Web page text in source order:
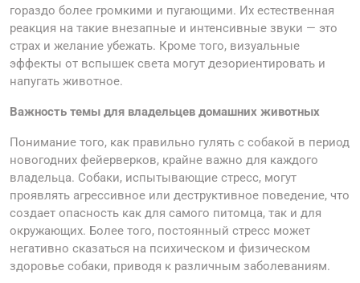
гораздо более громкими и пугающими. Их естественная
реакция на такие внезапные и интенсивные звуки — это
страх и желание убежать. Кроме того, визуальные
эффекты от вспышек света могут дезориентировать и
напугать животное.
Важность темы для владельцев домашних животных
Понимание того, как правильно гулять с собакой в период
новогодних фейерверков, крайне важно для каждого
владельца. Собаки, испытывающие стресс, могут
проявлять агрессивное или деструктивное поведение, что
создает опасность как для самого питомца, так и для
окружающих. Более того, постоянный стресс может
негативно сказаться на психическом и физическом
здоровье собаки, приводя к различным заболеваниям.